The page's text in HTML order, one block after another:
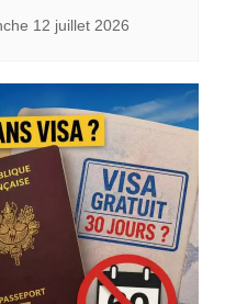
12 juillet 2026